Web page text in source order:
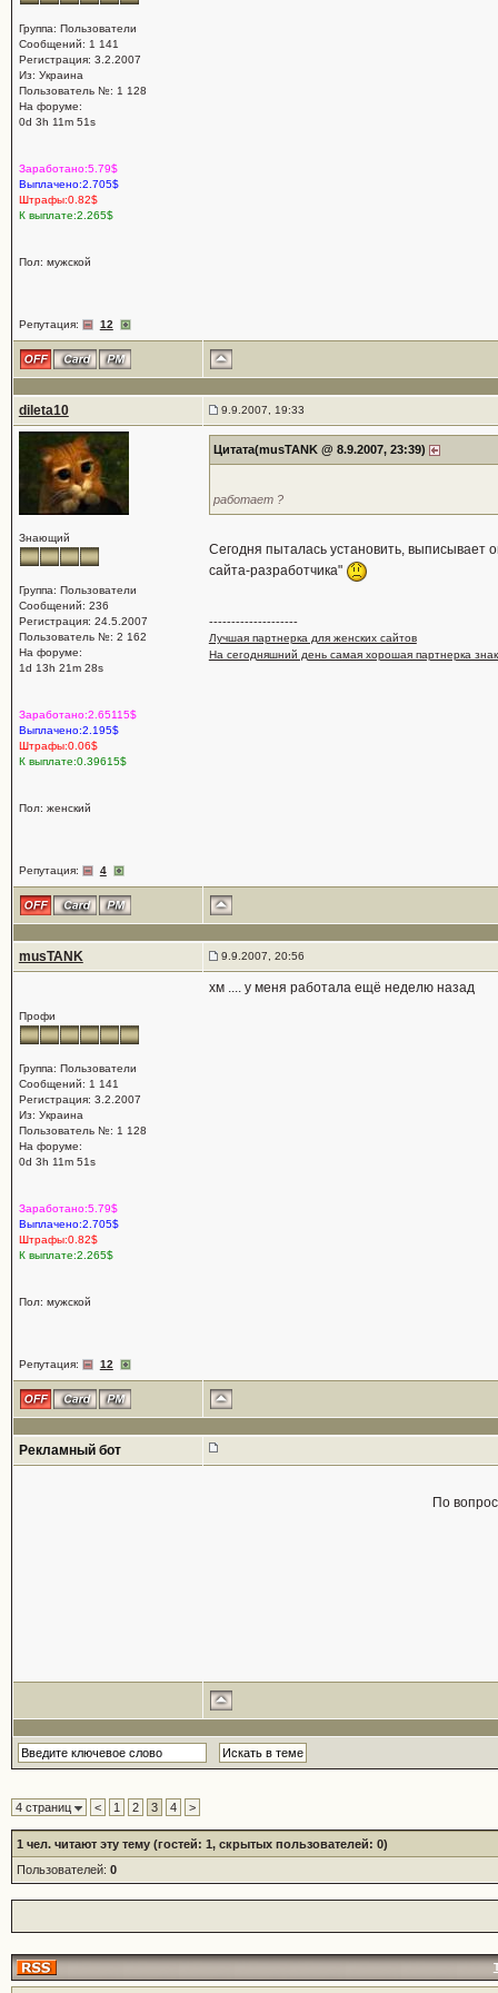
Группа: Пользователи
Сообщений: 1 141
Регистрация: 3.2.2007
Из: Украина
Пользователь №: 1 128
На форуме:
0d 3h 11m 51s
Заработано:5.79$
Выплачено:2.705$
Штрафы:0.82$
К выплате:2.265$
Пол: мужской
Репутация: 12
dileta10 9.9.2007, 19:33
Знающий
Группа: Пользователи
Сообщений: 236
Регистрация: 24.5.2007
Пользователь №: 2 162
На форуме:
1d 13h 21m 28s
Заработано:2.65115$
Выплачено:2.195$
Штрафы:0.06$
К выплате:0.39615$
Пол: женский
Репутация: 4
Цитата(musTANK @ 8.9.2007, 23:39)
работает ?
Сегодня пыталась установить, выписывает
сайта-разработчика"
--------------------
Лучшая партнерка для женских сайтов
На сегодняшний день самая хорошая партнерка
musTANK 9.9.2007, 20:56
Профи
Группа: Пользователи
Сообщений: 1 141
Регистрация: 3.2.2007
Из: Украина
Пользователь №: 1 128
На форуме:
0d 3h 11m 51s
Заработано:5.79$
Выплачено:2.705$
Штрафы:0.82$
К выплате:2.265$
Пол: мужской
Репутация: 12
хм .... у меня работала ещё неделю назад
Рекламный бот
По
4 страниц < 1 2 3 4 >
1 чел. читают эту тему (гостей: 1, скрытых пользователей: 0)
Пользователей: 0